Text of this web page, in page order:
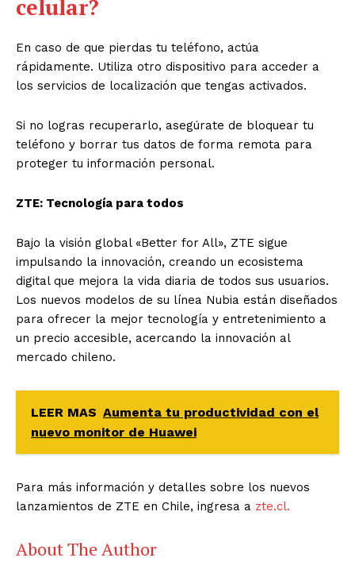
celular?
En caso de que pierdas tu teléfono, actúa
rápidamente. Utiliza otro dispositivo para acceder a
los servicios de localización que tengas activados.
Si no logras recuperarlo, asegúrate de bloquear tu
teléfono y borrar tus datos de forma remota para
proteger tu información personal.
ZTE: Tecnología para todos
Bajo la visión global «Better for All», ZTE sigue
impulsando la innovación, creando un ecosistema
digital que mejora la vida diaria de todos sus usuarios.
Los nuevos modelos de su línea Nubia están diseñados
para ofrecer la mejor tecnología y entretenimiento a
un precio accesible, acercando la innovación al
mercado chileno.
LEER MAS Aumenta tu productividad con el
nuevo monitor de Huawei
Para más información y detalles sobre los nuevos
lanzamientos de ZTE en Chile, ingresa a zte.cl.
About The Author